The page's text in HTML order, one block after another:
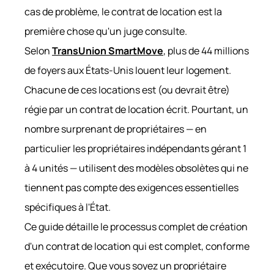
cas de problème, le contrat de location est la
première chose qu'un juge consulte.
SelonTransUnion SmartMove, plus de 44 millions
de foyers aux États-Unis louent leur logement.
Chacune de ces locations est (ou devrait être)
régie par un contrat de location écrit. Pourtant, un
nombre surprenant de propriétaires — en
particulier les propriétaires indépendants gérant 1
à 4 unités — utilisent des modèles obsolètes qui ne
tiennent pas compte des exigences essentielles
spécifiques à l'État.
Ce guide détaille le processus complet de création
d'un contrat de location qui est complet, conforme
et exécutoire. Que vous soyez un propriétaire